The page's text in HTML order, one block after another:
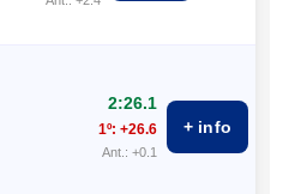
2:26.1
1º: +26.6
Ant.: +0.1
+ info